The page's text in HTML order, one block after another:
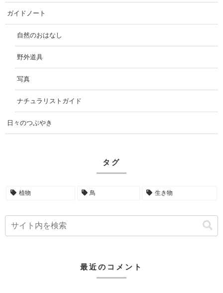
ガイドノート
自然のおはなし
野外道具
写真
ナチュラリストガイド
日々のつぶやき
タグ
植物 鳥 生き物
最近のコメント